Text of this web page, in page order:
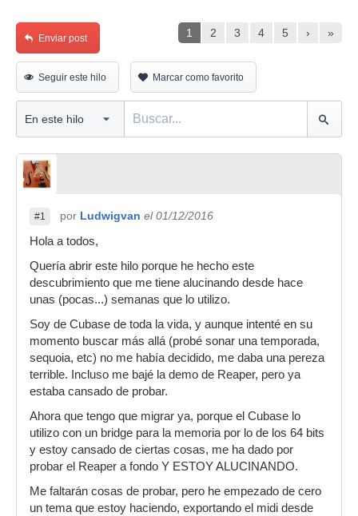
1 2 3 4 5 › »
Enviar post
Seguir este hilo Marcar como favorito
#1 por Ludwigvan el 01/12/2016
Hola a todos,
Quería abrir este hilo porque he hecho este
descubrimiento que me tiene alucinando desde hace
unas (pocas...) semanas que lo utilizo.
Soy de Cubase de toda la vida, y aunque intenté en su
momento buscar más allá (probé sonar una temporada,
sequoia, etc) no me había decidido, me daba una pereza
terrible. Incluso me bajé la demo de Reaper, pero ya
estaba cansado de probar.
Ahora que tengo que migrar ya, porque el Cubase lo
utilizo con un bridge para la memoria por lo de los 64 bits
y estoy cansado de ciertas cosas, me ha dado por
probar el Reaper a fondo Y ESTOY ALUCINANDO.
Me faltarán cosas de probar, pero he empezado de cero
un tema que estoy haciendo, exportando el midi desde